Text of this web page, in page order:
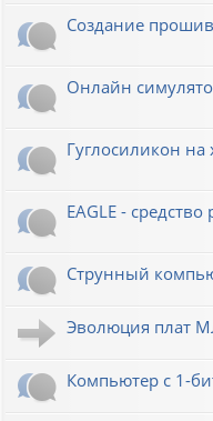
Создание
Онлайн
Гуглосиликон на
EAGLE -
Струнный
Эволюция плат
Компьютер с 1-